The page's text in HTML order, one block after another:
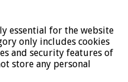
essential for the website
only includes cookies
and security features of
store any personal